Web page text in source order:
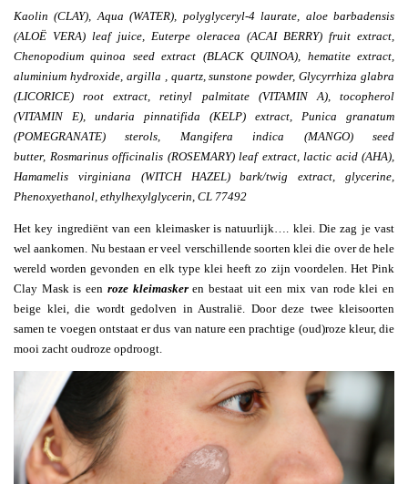
Kaolin (CLAY), Aqua (WATER), polyglyceryl-4 laurate, aloe barbadensis
(ALOË VERA) leaf juice, Euterpe oleracea (ACAI BERRY) fruit extract,
Chenopodium quinoa seed extract (BLACK QUINOA), hematite extract,
aluminium hydroxide, argilla , quartz, sunstone powder, Glycyrrhiza glabra
(LICORICE) root extract, retinyl palmitate (VITAMIN A), tocopherol
(VITAMIN E), undaria pinnatifida (KELP) extract, Punica granatum
(POMEGRANATE) sterols, Mangifera indica (MANGO) seed
butter, Rosmarinus officinalis (ROSEMARY) leaf extract, lactic acid (AHA),
Hamamelis virginiana (WITCH HAZEL) bark/twig extract, glycerine,
Phenoxyethanol, ethylhexylglycerin, CL 77492
Het key ingrediënt van een kleimasker is natuurlijk…. klei. Die zag je vast
wel aankomen. Nu bestaan er veel verschillende soorten klei die over de hele
wereld worden gevonden en elk type klei heeft zo zijn voordelen. Het Pink
Clay Mask is een roze kleimaskeren bestaat uit een mix van rode klei en
beige klei, die wordt gedolven in Australië. Door deze twee kleisoorten
samen te voegen ontstaat er dus van nature een prachtige (oud)roze kleur, die
mooi zacht oudroze opdroogt.